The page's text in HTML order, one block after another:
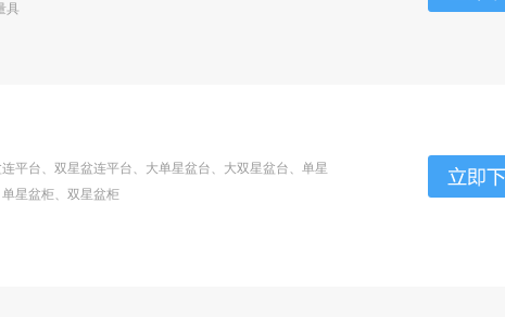
具
平台、双星盆连平台、大单星盆台、大双星盆台、单星
星盆柜、双星盆柜